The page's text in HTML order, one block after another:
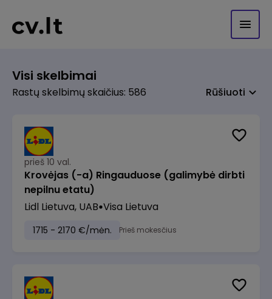
Visi skelbimai
Rastų skelbimų skaičius: 586 Rūšiuoti
prieš 10 val.
Krovėjas (-a) Ringauduose (galimybė dirbti
nepilnu etatu)
Lidl Lietuva, UAB Visa Lietuva
1715 - 2170 €/mėn. Prieš mokesčius